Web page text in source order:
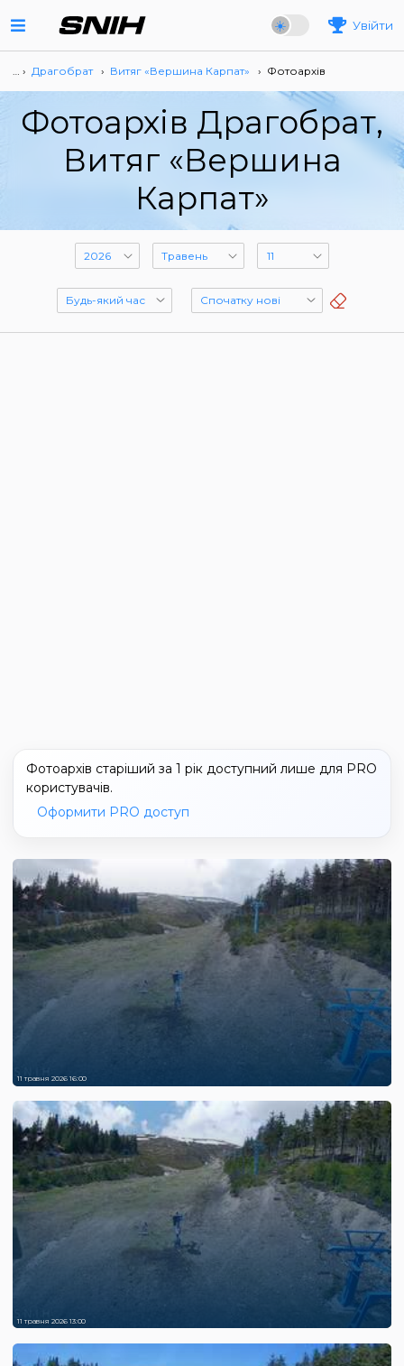
Увійти
… › Драгобрат › Витяг «Вершина Карпат» › Фотоархів
Фотоархів Драгобрат,
Витяг «Вершина
Карпат»
Фотоархів старіший за 1 рік доступний лише для PRO
користувачів.
Оформити PRO доступ
11 травня 2026 16:00
11 травня 2026 13:00